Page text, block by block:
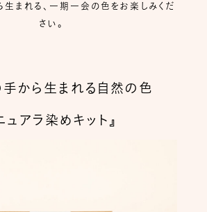
生まれる、一期一会の色をお楽しみくだ
さい。
手から生まれる自然の色
ュアラ染めキット』